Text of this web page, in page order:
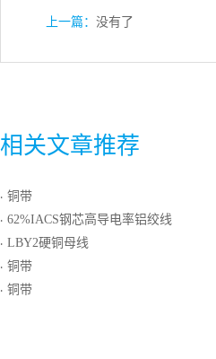
上一篇： 没有了
相关文章推荐
· 铜带
· 62%IACS钢芯高导电率铝绞线
· LBY2硬铜母线
· 铜带
· 铜带